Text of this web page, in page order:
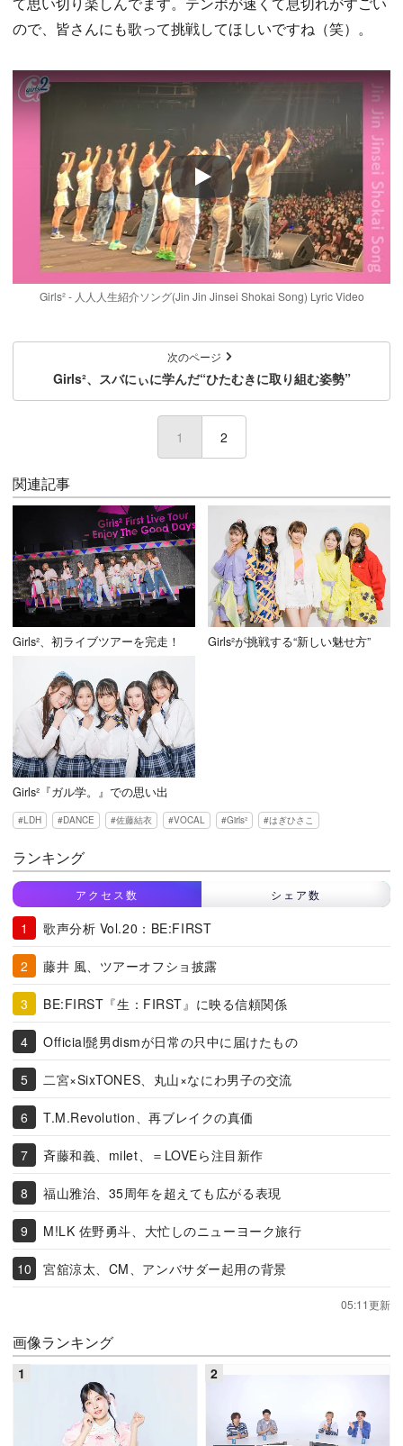
ので、皆さんにも歌って挑戦してほしいですね（笑）。
Play
Girls² - 人人人生紹介ソング(Jin Jin Jinsei Shokai Song) Lyric Video
次のページ
Girls²、スバにぃに学んだ“ひたむきに取り組む姿勢”
1 (current)
2
関連記事
Girls²、初ライブツアーを完走！ Girls²が挑戦する“新しい魅せ方”
Girls²『ガル学。』での思い出
LDH DANCE 佐藤結衣 VOCAL Girls² はぎひさこ
ランキング
アクセス数 シェア数
歌声分析 Vol.20：BE:FIRST
藤井 風、ツアーオフショ披露
BE:FIRST『生：FIRST』に映る信頼関係
Official髭男dismが日常の只中に届けたもの
二宮×SixTONES、丸山×なにわ男子の交流
T.M.Revolution、再ブレイクの真価
斉藤和義、milet、＝LOVEら注目新作
福山雅治、35周年を超えても広がる表現
M!LK 佐野勇斗、大忙しのニューヨーク旅行
宮舘涼太、CM、アンバサダー起用の背景
05:11更新
画像ランキング